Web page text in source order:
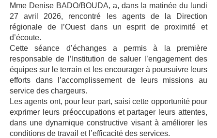
Mme Denise BADO/BOUDA, a, dans la matinée du lundi
27 avril 2026, rencontré les agents de la Direction
régionale de l’Ouest dans un esprit de proximité et
d’écoute.
Cette séance d’échanges a permis à la première
responsable de l’Institution de saluer l’engagement des
équipes sur le terrain et les encourager à poursuivre leurs
efforts dans l’accomplissement de leurs missions au
service des chargeurs.
Les agents ont, pour leur part, saisi cette opportunité pour
exprimer leurs préoccupations et partager leurs attentes,
dans une dynamique constructive visant à améliorer les
conditions de travail et l’efficacité des services.